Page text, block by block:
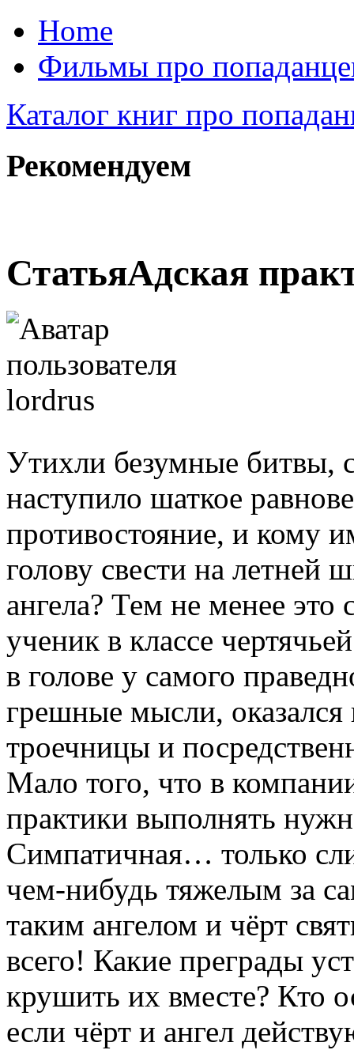
Home
Фильмы про
Каталог книг про
Рекомендуем
СтатьяАдская
Утихли безумные битвы,
наступило шаткое
противостояние, и кому
голову свести на летней
ангела? Тем не менее
ученик в классе
в голове у самого
грешные мысли, оказался
троечницы и
Мало того, что в
практики выполнять
Симпатичная… только
чем-нибудь тяжелым за
таким ангелом и чёрт
всего! Какие преграды
крушить их вместе? Кто
если чёрт и ангел